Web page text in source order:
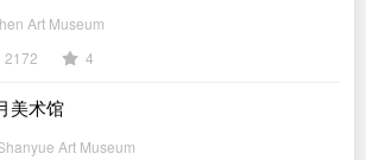
Art Museum
2172
4
美术馆
Art Museum